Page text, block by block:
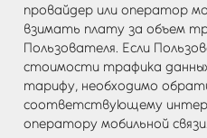
провайдер или оператор
взимать плату за объем
Пользователя. Если
стоимости трафика
тарифу, необходимо
соответствующему
оператору мобильной связи.